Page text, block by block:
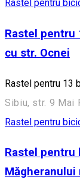
Rastel pentru
Rastel pentru
cu str. Ocnei
Rastel pentru 13
Sibiu, str. 9 Mai
Rastel pentru
Rastel
Măgheranului